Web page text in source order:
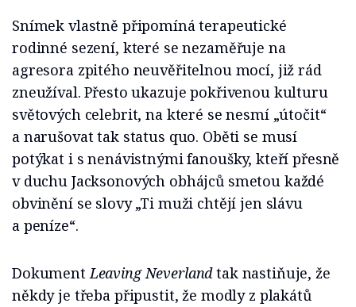
Snímek vlastně připomíná terapeutické
rodinné sezení, které se nezaměřuje na
agresora zpitého neuvěřitelnou mocí, již rád
zneužíval. Přesto ukazuje pokřivenou kulturu
světových celebrit, na které se nesmí „útočit“
a narušovat tak status quo. Oběti se musí
potýkat i s nenávistnými fanoušky, kteří přesně
v duchu Jacksonových obhájců smetou každé
obvinění se slovy „Ti muži chtějí jen slávu
a peníze“.
DokumentLeaving Neverlandtak nastiňuje, že
někdy je třeba připustit, že modly z plakátů